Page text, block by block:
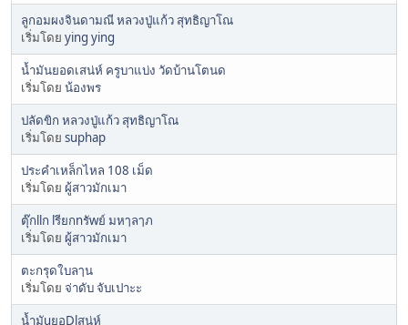
ลูกอมผงจินดามณี หลวงปู่แก้ว สุทธิญาโณ
เริ่มโดย ying ying
น้ำมันยอดเสน่ห์ ครูบาแบ่ง วัดบ้านโตนด
เริ่มโดย น้องพร
ปลัดขิก หลวงปู่แก้ว สุทธิญาโณ
เริ่มโดย suphap
ประคำเหล็กไหล 108 เม็ด
เริ่มโดย ผู้สาวมักเมา
ตุ๊กllก lรียกnรัwย์ มหๅลๅภ
เริ่มโดย ผู้สาวมักเมา
ตะกรุดใบลๅน
เริ่มโดย จ่าดับ จับเปาะะ
น้ำมัuยอDlสน่ห์